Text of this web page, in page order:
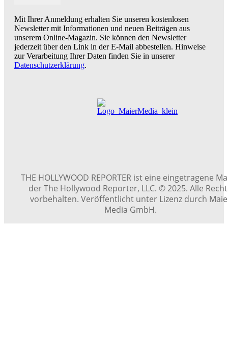
Mit Ihrer Anmeldung erhalten Sie unseren kostenlosen
Newsletter mit Informationen und neuen Beiträgen aus
unserem Online-Magazin. Sie können den Newsletter
jederzeit über den Link in der E-Mail abbestellen. Hinweise
zur Verarbeitung Ihrer Daten finden Sie in unserer
Datenschutzerklärung.
THE HOLLYWOOD REPORTER ist eine eingetragene
der The Hollywood Reporter, LLC. © 2025. Alle
vorbehalten. Veröffentlicht unter Lizenz durch
Media GmbH.